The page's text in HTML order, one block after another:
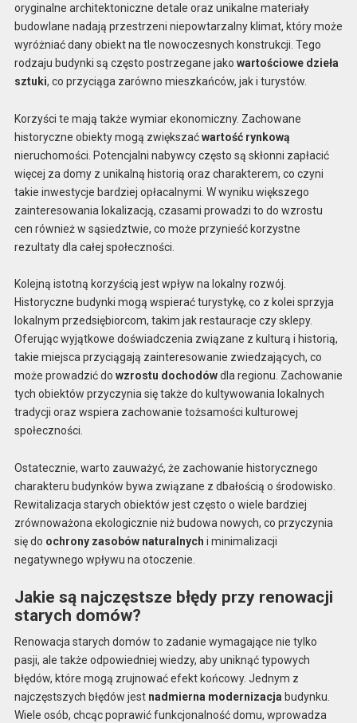
oryginalne architektoniczne detale oraz unikalne materiały
budowlane nadają przestrzeni niepowtarzalny klimat, który może
wyróżniać dany obiekt na tle nowoczesnych konstrukcji. Tego
rodzaju budynki są często postrzegane jako wartościowe dzieła
sztuki, co przyciąga zarówno mieszkańców, jak i turystów.
Korzyści te mają także wymiar ekonomiczny. Zachowane
historyczne obiekty mogą zwiększaćwartość rynkową
nieruchomości. Potencjalni nabywcy często są skłonni zapłacić
więcej za domy z unikalną historią oraz charakterem, co czyni
takie inwestycje bardziej opłacalnymi. W wyniku większego
zainteresowania lokalizacją, czasami prowadzi to do wzrostu
cen również w sąsiedztwie, co może przynieść korzystne
rezultaty dla całej społeczności.
Kolejną istotną korzyścią jest wpływ na lokalny rozwój.
Historyczne budynki mogą wspierać turystykę, co z kolei sprzyja
lokalnym przedsiębiorcom, takim jak restauracje czy sklepy.
Oferując wyjątkowe doświadczenia związane z kulturą i historią,
takie miejsca przyciągają zainteresowanie zwiedzających, co
może prowadzić do wzrostu dochodówdla regionu. Zachowanie
tych obiektów przyczynia się także do kultywowania lokalnych
tradycji oraz wspiera zachowanie tożsamości kulturowej
społeczności.
Ostatecznie, warto zauważyć, że zachowanie historycznego
charakteru budynków bywa związane z dbałością o środowisko.
Rewitalizacja starych obiektów jest często o wiele bardziej
zrównoważona ekologicznie niż budowa nowych, co przyczynia
się do ochrony zasobów naturalnych i minimalizacji
negatywnego wpływu na otoczenie.
Jakie są najczęstsze błędy przy renowacji
starych domów?
Renowacja starych domów to zadanie wymagające nie tylko
pasji, ale także odpowiedniej wiedzy, aby uniknąć typowych
błędów, które mogą zrujnować efekt końcowy. Jednym z
najczęstszych błędów jest nadmierna modernizacja budynku.
Wiele osób, chcąc poprawić funkcjonalność domu, wprowadza